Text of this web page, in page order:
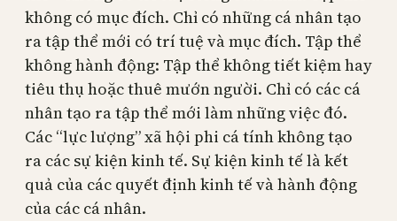
không có mục đích. Chỉ có những cá nhân tạo
ra tập thể mới có trí tuệ và mục đích. Tập thể
không hành động: Tập thể không tiết kiệm hay
tiêu thụ hoặc thuê mướn người. Chỉ có các cá
nhân tạo ra tập thể mới làm những việc đó.
Các “lực lượng” xã hội phi cá tính không tạo
ra các sự kiện kinh tế. Sự kiện kinh tế là kết
quả của các quyết định kinh tế và hành động
của các cá nhân.